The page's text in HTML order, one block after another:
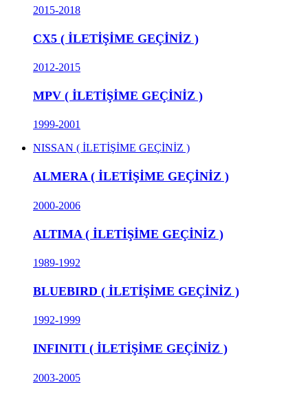
2015-2018
CX5 ( İLETİŞİME GEÇİNİZ )
2012-2015
MPV ( İLETİŞİME GEÇİNİZ )
1999-2001
NISSAN ( İLETİŞİME GEÇİNİZ )
ALMERA ( İLETİŞİME GEÇİNİZ )
2000-2006
ALTIMA ( İLETİŞİME GEÇİNİZ )
1989-1992
BLUEBIRD ( İLETİŞİME GEÇİNİZ )
1992-1999
INFINITI ( İLETİŞİME GEÇİNİZ )
2003-2005